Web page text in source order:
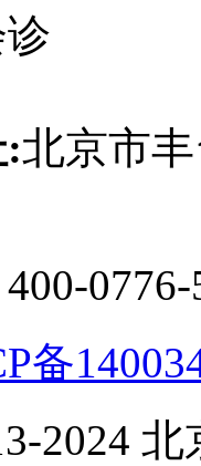
北京市
400-0776-
备
2024